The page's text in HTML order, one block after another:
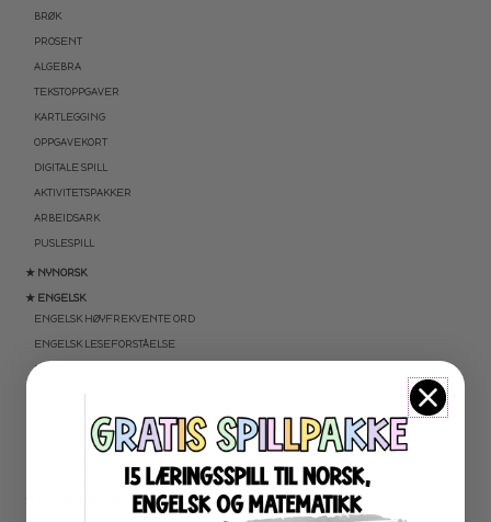
BRØK
PROSENT
ALGEBRA
TEKSTOPPGAVER
KARTLEGGING
OPPGAVEKORT
DIGITALE SPILL
AKTIVITETSPAKKER
ARBEIDSARK
PUSLESPILL
★ NYNORSK
★ ENGELSK
ENGELSK HØYFREKVENTE ORD
ENGELSK LESEFORSTÅELSE
ENGELSK LESING
ENGELSK SKRIVING
ENGELSK GRAMATIKK
ENGELSK ORD- OG BEGREPER
ENGELSK MUNTLIG
★ NORDSAMISK MATERIELL